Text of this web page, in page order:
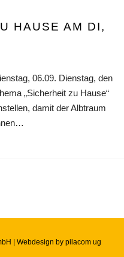
HAUSE AM DI,
06.09. Dienstag, den
„Sicherheit zu Hause“
damit der Albtraum
| Webdesign by pilacom ug